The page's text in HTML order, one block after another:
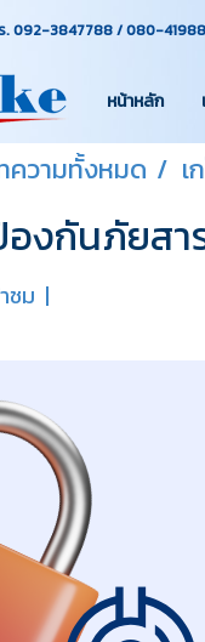
. 092-3847788 / 080-
หน้าหลัก
ความทั้งหมด เ
งกันภัยสา
ชม |